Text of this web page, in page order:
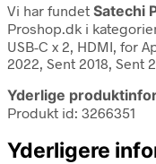
Vi har fundet Satechi
Proshop.dk i
USB-C x 2, HDMI, for
2022, Sent 2018, Sent
Yderlige
Produkt id: 3266351
Yderligere